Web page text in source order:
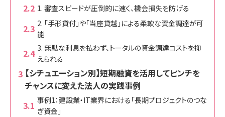
1. 審査スピードが圧倒的に速く、機会損失を防げる
2. 「手形貸付」や「当座貸越」による柔軟な資金調達が可
能
3. 無駄な利息を払わず、トータルの資金調達コストを抑
えられる
【シチュエーション別】短期融資を活用してピンチを
チャンスに変えた法人の実践事例
事例1：建設業・IT業界における「長期プロジェクトのつな
ぎ資金」